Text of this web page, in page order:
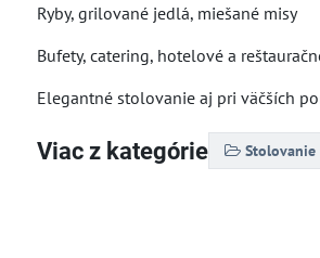
Ryby, grilované jedlá, miešané misy
Bufety, catering, hotelové a
Elegantné stolovanie aj pri väčších
Viac z kategórie Stolovanie